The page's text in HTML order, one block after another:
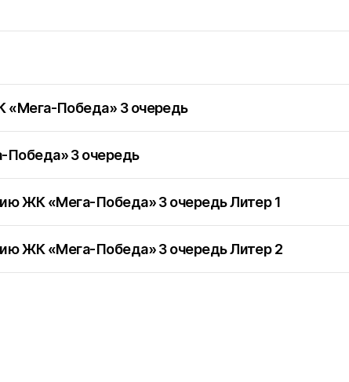
«Мега-Победа» 3 очередь
Победа» 3 очередь
ЖК «Мега-Победа» 3 очередь Литер 1
ЖК «Мега-Победа» 3 очередь Литер 2